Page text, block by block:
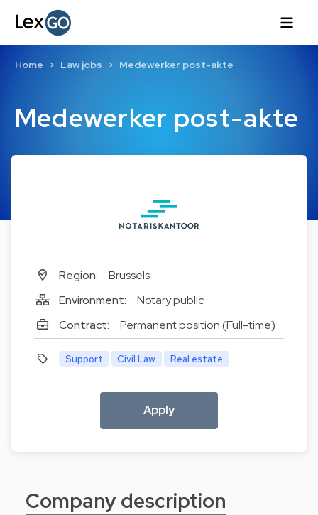
Medewerker post-akte
Home Law jobs Medewerker post-akte
Region:
Brussels
Environment:
Notary public
Contract:
Permanent position (Full-time)
Support Civil Law Real estate
Apply
Company description